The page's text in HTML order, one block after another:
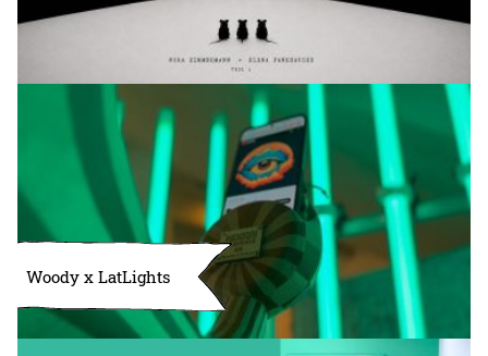
Woody x LatLights